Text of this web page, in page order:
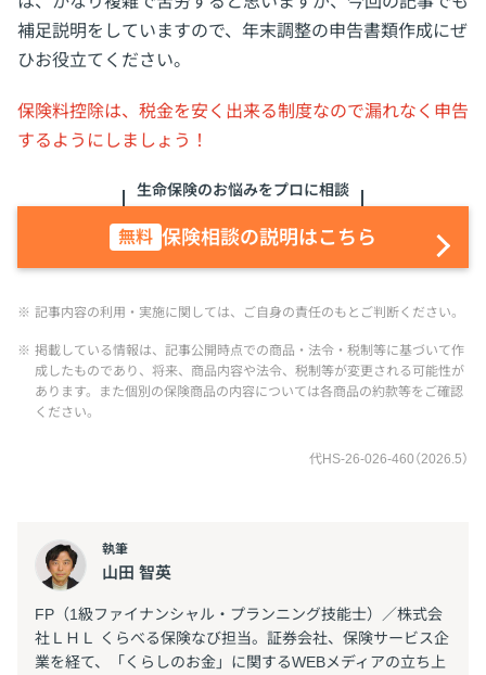
補足説明をしていますので、年末調整の申告書類作成にぜ
ひお役立てください。
保険料控除は、税金を安く出来る制度なので漏れなく申告
するようにしましょう！
生命保険のお悩みをプロに相談
無料 保険相談の説明はこちら
※ 記事内容の利用・実施に関しては、ご自身の責任のもとご判断ください。
※ 掲載している情報は、記事公開時点での商品・法令・税制等に基づいて作
成したものであり、将来、商品内容や法令、税制等が変更される可能性が
あります。また個別の保険商品の内容については各商品の約款等をご確認
ください。
代HS-26-026-460（2026.5）
執筆
山田 智英
FP（1級ファイナンシャル・プランニング技能士）／株式会
社ＬＨＬ くらべる保険なび担当。証券会社、保険サービス企
業を経て、「くらしのお金」に関するWEBメディアの立ち上